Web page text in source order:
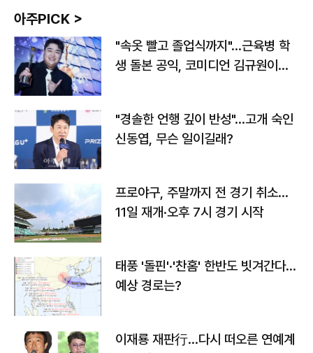
아주PICK >
"속옷 빨고 졸업식까지"…근육병 학
생 돌본 공익, 코미디언 김규원이었
"경솔한 언행 깊이 반성"…고개 숙인
신동엽, 무슨 일이길래?
프로야구, 주말까지 전 경기 취소…
11일 재개·오후 7시 경기 시작
태풍 '돌핀'·'찬홈' 한반도 빗겨간다…
예상 경로는?
이재룡 재판行…다시 떠오른 연예계